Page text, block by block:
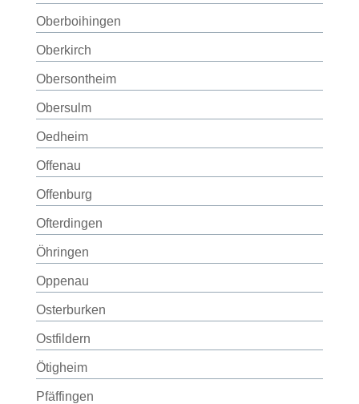
Oberboihingen
Oberkirch
Obersontheim
Obersulm
Oedheim
Offenau
Offenburg
Ofterdingen
Öhringen
Oppenau
Osterburken
Ostfildern
Ötigheim
Pfäffingen